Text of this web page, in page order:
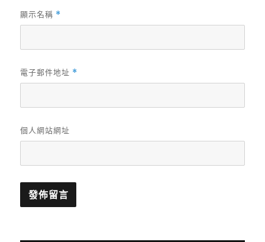
顯示名稱 *
電子郵件地址 *
個人網站網址